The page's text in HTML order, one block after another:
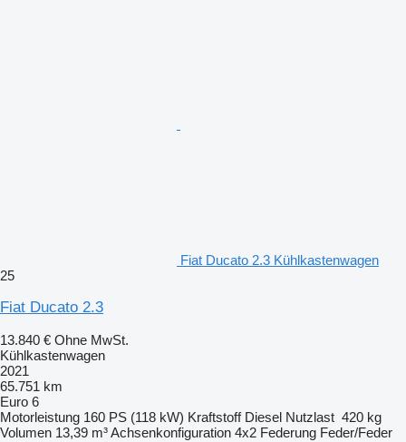
Fiat Ducato 2.3 Kühlkastenwagen
25
Fiat Ducato 2.3
13.840 € Ohne MwSt.
Kühlkastenwagen
2021
65.751 km
Euro 6
Motorleistung 160 PS (118 kW) Kraftstoff Diesel Nutzlast 420 kg
Volumen 13,39 m³Achsenkonfiguration 4x2 Federung Feder/Feder